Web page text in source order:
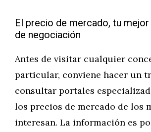
El precio de mercado, tu
de negociación
Antes de visitar cualquier
particular, conviene hacer un
consultar portales
los precios de mercado de los
interesan. La información es